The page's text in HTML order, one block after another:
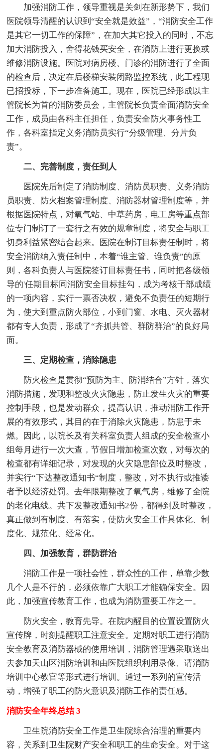
加强消防工作，领导重视是关剑在新形势下，我们
医院领导清醒的认识到“安全就是效益”，“消防安全工作
是其它一切工作的保障”，在加大其它投入的同时，不忘
加大消防投入，舍得花钱买安全，在消防上进行更换或
维修消防设施。医院对病房楼、门诊的消防进行了全面
的检查后，决定在后楼梯安装闭路监控系统，此工程现
已招投标，下一步准备施工。现在，医院已经形成以主
管院长为首的消防委员会，主管院长负责全面消防安全
工作，成员由各科主任担任，负责安全防火事务性工
作，各科室指定义务消防员实行“分级管理、分片负
责”。
二、完善制度，责任到人
医院先后制定了消防制度、消防员职责、义务消防
员职责、防火档案管理制度、消防器材管理制度等，并
根据医院特点，对氧气站、中草药房，电工房等重点部
位专门制订了一套行之有效的规章制度，将安全与职工
切身利益紧密结合起来。医院在制订目标责任制时，将
安全消防纳入责任制中，本着“谁主管、谁负责”的原
则，各科负责人与医院签订目标责任书，同时把各级领
导的'任期目标同消防安全目标挂勾，成为考核干部成绩
的一项内容，实行一票否决权，避免不负责任的短期行
为，使大到重点防火部位，小到门窗、水电、灭火器材
都有专人负责，形成了“齐抓共管、群防群治”的良好局
面。
三、定期检查，消除隐患
防火检查是贯彻“预防为主、防消结合”方针，落实
消防措施，发现和整改火灾隐患，防止发生火灾的重要
控制手段，也是发动群众，提高认识，推动消防工作开
展的有效形式，其目的在于消除火灾隐患，防患于未
燃。因此，以院长及有关科室负责人组成的安全检查小
组每月进行一次大查，节假日增加检查次数，对每次的
检查都有详细记录，对发现的火灾隐患部位及时整改，
并实行“下达整改通知书“制度，整改，对不执行或推诿
者予以经济处罚。去年限期整改了氧气房，维修了全院
的老化电线。共下发整改通知书2份，都得到及时整改，
真正做到有制度、有落实，使防火安全工作具体化、制
度化、规范化、经常化。
四、加强教育，群防群治
消防工作是一项社会性，群众性的工作，单靠少数
几个人是不行的，必须依靠广大职工才能确保安全。因
此，加强宣传教育工作，也成为消防重要工作之一。
防火安全，教育先导。在院内醒目的位置设置防火
宣传牌，时刻提醒职工注意安全。定期对职工进行消防
安全教育及消防器械的使用培训，消防管理遇采取送出
去参加天山区消防培训和由医院组织利用录像、请消防
培训中心教官等形式进行培训。通过一系列的宣传活
动，增强了职工的防火意识及消防工作的责任感。
消防安全年终总结 3
卫生院消防安全工作是卫生院综合治理的重要内
容，关系到卫生院财产安全和职工的生命安全。对于这